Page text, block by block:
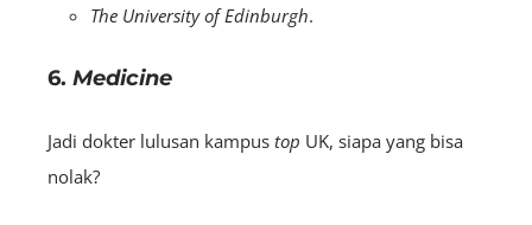
The University of Edinburgh.
6. Medicine
Jadi dokter lulusan kampus top UK, siapa yang bisa
nolak?